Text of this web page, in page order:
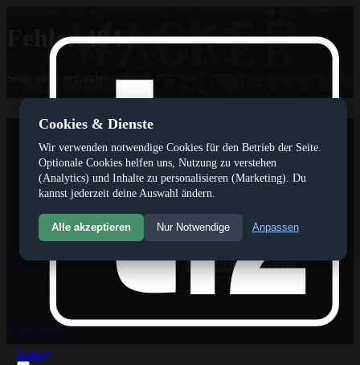
history
Fehler 404
Cookies & Dienste
Wir verwenden notwendige Cookies für den Betrieb der Seite.
Optionale Cookies helfen uns, Nutzung zu verstehen
(Analytics) und Inhalte zu personalisieren (Marketing). Du
kannst jederzeit deine Auswahl ändern.
Alle akzeptieren Nur Notwendige Anpassen
Das Internetportal www.tivoli12.at ist ein privates und
unabhäniges,journalistisches Medium, das seinen Fokus auf die
Berichterstattung über den FC Wacker Innsbruck gerichtet hat.
Gegründet wurde das tivoli12 magazin im Jahr 2008.
ForumGaleriePressespiegelStatistik Cookie Einstellungen